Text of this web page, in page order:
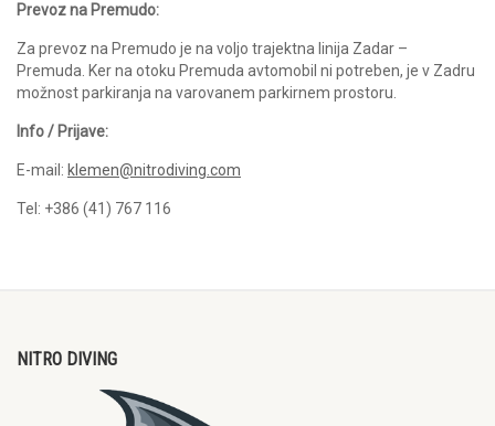
Prevoz na Premudo:
Za prevoz na Premudo je na voljo trajektna linija Zadar –
Premuda. Ker na otoku Premuda avtomobil ni potreben, je v Zadru
možnost parkiranja na varovanem parkirnem prostoru.
Info / Prijave:
E-mail: klemen@nitrodiving.com
Tel: +386 (41) 767 116
NITRO DIVING